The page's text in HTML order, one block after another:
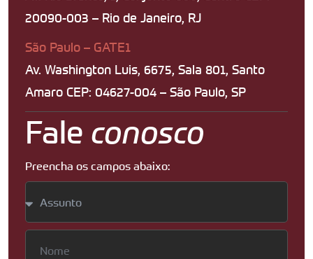
20090-003 – Rio de Janeiro, RJ
São Paulo – GATE1
Av. Washington Luis, 6675, Sala 801, Santo
Amaro CEP: 04627-004 – São Paulo, SP
Fale conosco
Preencha os campos abaixo: